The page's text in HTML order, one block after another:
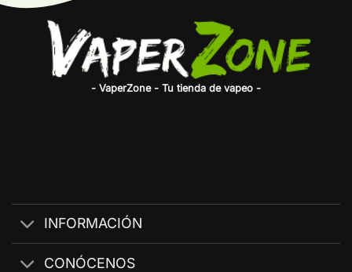
- VaperZone - Tu tienda de vapeo -
INFORMACIÓN
CONÓCENOS